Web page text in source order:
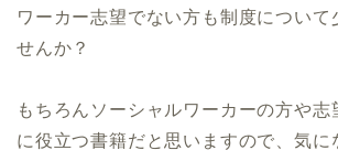
ワーカー志望でない方も制度について
せんか？
もちろんソーシャルワーカーの方や志
に役立つ書籍だと思いますので、気に